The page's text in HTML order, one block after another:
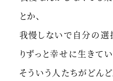
とか、
我慢しないで自分の選
りずっと幸せに生きてい
そういう人たちがどん